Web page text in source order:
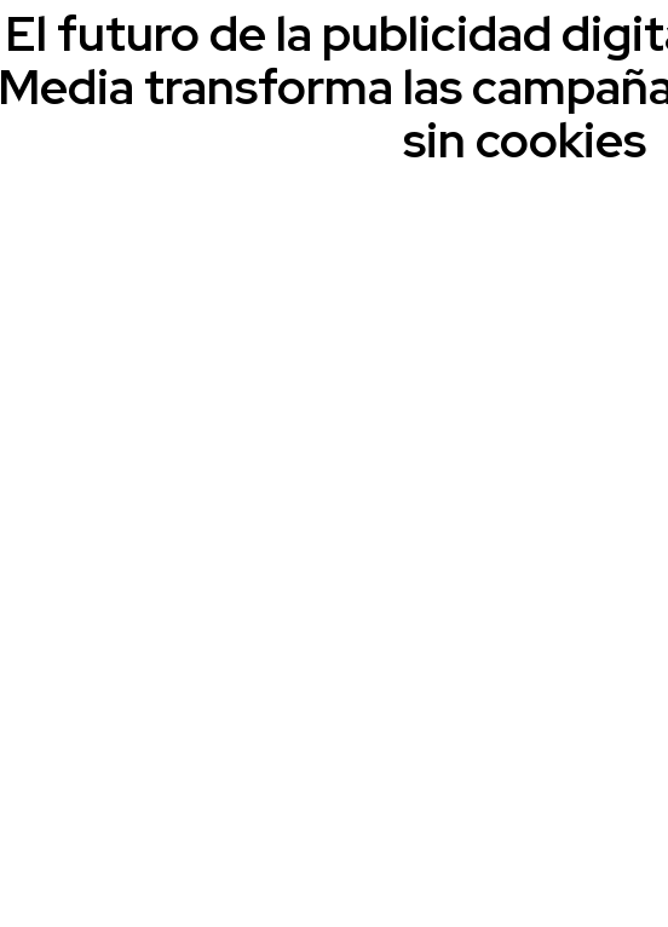
El futuro de la publicidad
Media transforma las
sin cookies